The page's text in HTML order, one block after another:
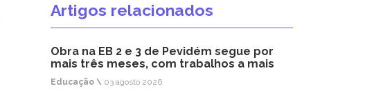
Artigos relacionados
Obra na EB 2 e 3 de Pevidém segue por
mais três meses, com trabalhos a mais
Educação \ 03 agosto 2026